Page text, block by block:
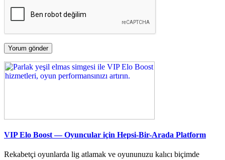
VIP Elo Boost — Oyuncular için Hepsi-Bir-Arada Platform
Rekabetçi oyunlarda lig atlamak ve oyununuzu kalıcı biçimde